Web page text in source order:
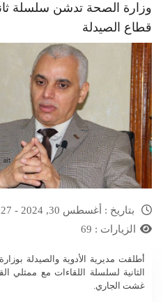
وزارة الصحة تدشن سلسلة
قطاع الصيدلة
بتاريخ : أغسطس 30, 2024 - 10:27 م
الزيارات : 69
أطلقت مديرية الأدوية والصيدلة
غشت الجاري.